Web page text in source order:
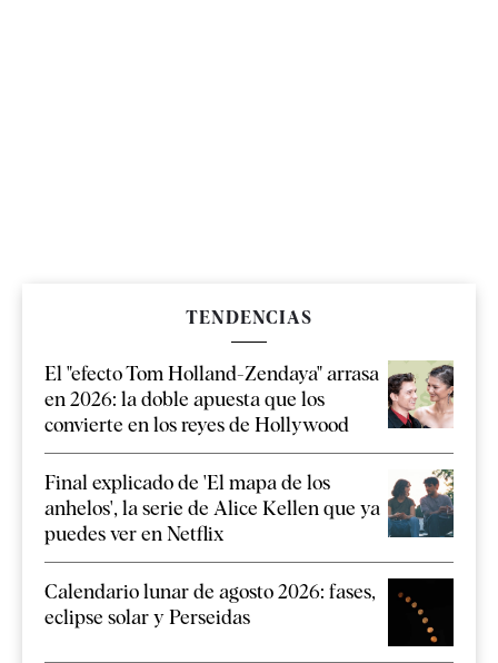
TENDENCIAS
El "efecto Tom Holland-Zendaya" arrasa
en 2026: la doble apuesta que los
convierte en los reyes de Hollywood
Final explicado de 'El mapa de los
anhelos', la serie de Alice Kellen que ya
puedes ver en Netflix
Calendario lunar de agosto 2026: fases,
eclipse solar y Perseidas